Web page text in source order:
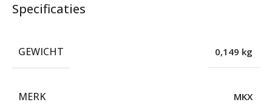
Specificaties
GEWICHT 0,149 kg
MERK MKX